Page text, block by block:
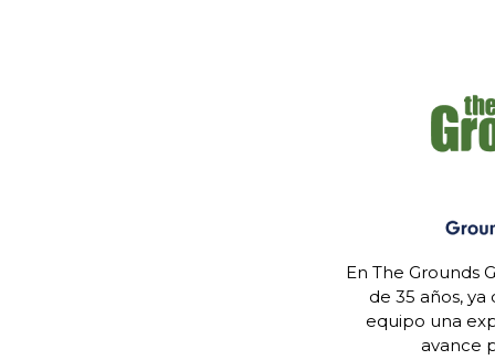
En The Grounds
de 35 años,
equipo una
avance